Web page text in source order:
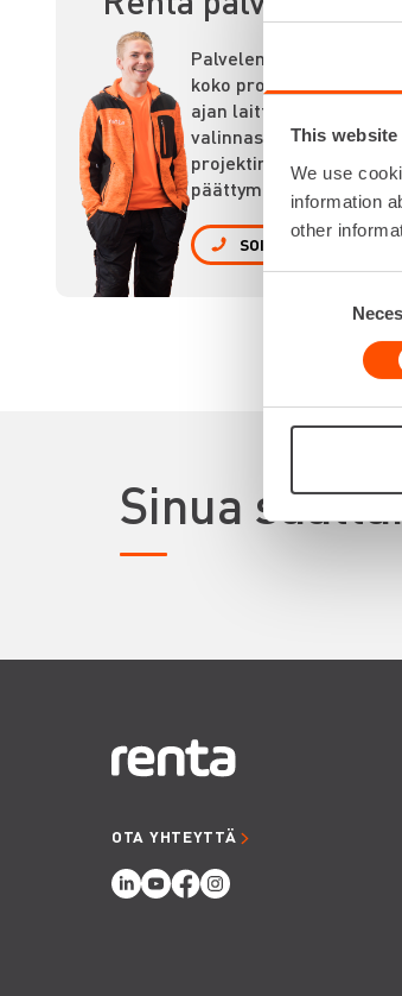
This
We use
information
other
Palvelemme
koko prosessin
ajan laitteiden
valinnasta
projektin
päättymiseen.
SOITA
Sinua
OTA YHTEYTTÄ